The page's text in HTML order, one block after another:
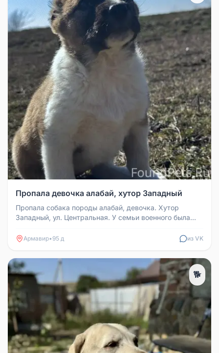
Пропала девочка алабай, хутор Западный
Пропала собака породы алабай, девочка. Хутор
Западный, ул. Центральная. У семьи военного была
Армавир• 95 д из VK
🐕